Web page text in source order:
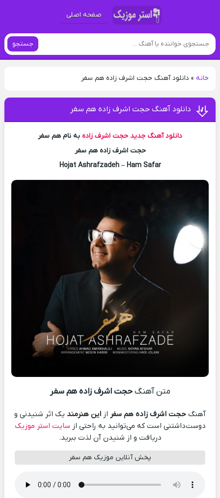
صفحه اصلی
جستجو
خانه» دانلود آهنگ حجت اشرف زاده هم سفر
دانلود آهنگ حجت اشرف زاده هم سفر
دانلود آهنگ جدید حجت اشرف زاده به نام هم سفر
حجت اشرف زاده هم سفر
Hojat Ashrafzadeh – Ham Safar
متن آهنگحجت اشرف زاده هم سفر
آهنگ حجت اشرف زاده هم سفر از این هنرمند یک اثر شنیدنی و
دوست‌داشتنی است که می‌توانید به راحتی از سایت استر موزیک
دریافت و از شنیدن آن لذت ببرید.
پخش آنلاین موزیک هم سفر